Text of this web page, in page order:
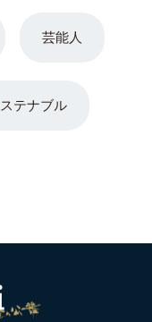
芸能人
テナブル